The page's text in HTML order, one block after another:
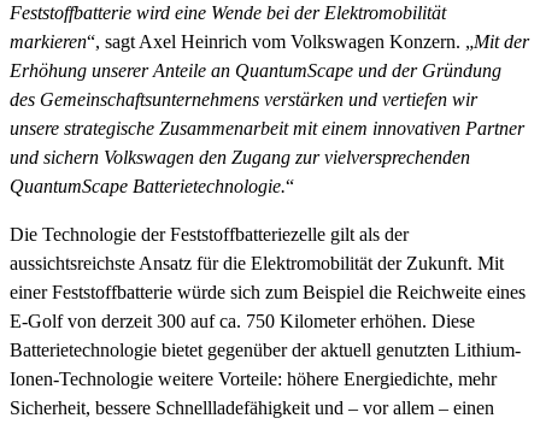
Feststoffbatterie wird eine Wende bei der Elektromobilität
markieren“, sagt Axel Heinrich vom Volkswagen Konzern. „Mit der
Erhöhung unserer Anteile an QuantumScape und der Gründung
des Gemeinschaftsunternehmens verstärken und vertiefen wir
unsere strategische Zusammenarbeit mit einem innovativen Partner
und sichern Volkswagen den Zugang zur vielversprechenden
QuantumScape Batterietechnologie.“
Die Technologie der Feststoffbatteriezelle gilt als der
aussichtsreichste Ansatz für die Elektromobilität der Zukunft. Mit
einer Feststoffbatterie würde sich zum Beispiel die Reichweite eines
E-Golf von derzeit 300 auf ca. 750 Kilometer erhöhen. Diese
Batterietechnologie bietet gegenüber der aktuell genutzten Lithium-
Ionen-Technologie weitere Vorteile: höhere Energiedichte, mehr
Sicherheit, bessere Schnellladefähigkeit und – vor allem – einen